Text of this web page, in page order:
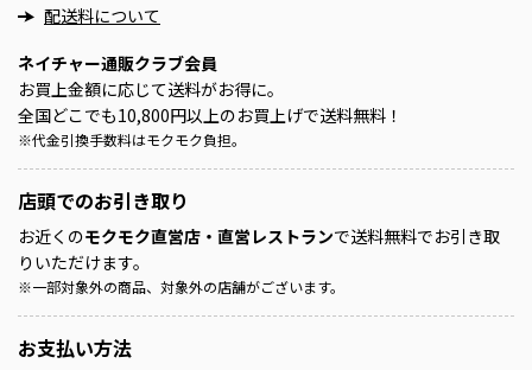
配送料について
ネイチャー通販クラブ会員
お買上金額に応じて送料がお得に。
全国どこでも10,800円以上のお買上げで送料無料！
※代金引換手数料はモクモク負担。
店頭でのお引き取り
お近くのモクモク直営店・直営レストランで送料無料でお引き取
りいただけます。
※一部対象外の商品、対象外の店舗がございます。
お支払い方法